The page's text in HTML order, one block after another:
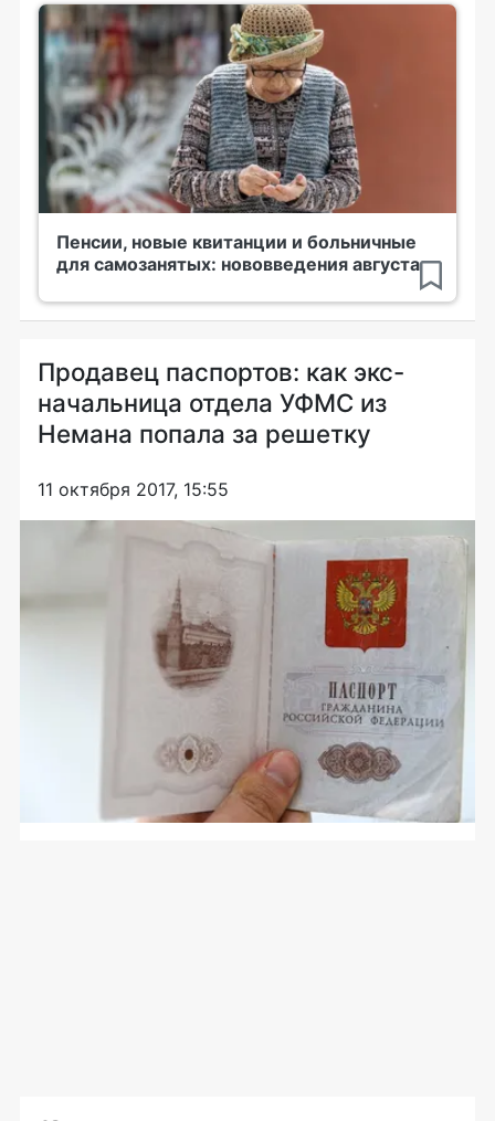
Пенсии, новые квитанции и больничные
для самозанятых: нововведения августа
Продавец паспортов: как экс-
начальница отдела УФМС из
Немана попала за решетку
11 октября 2017, 15:55